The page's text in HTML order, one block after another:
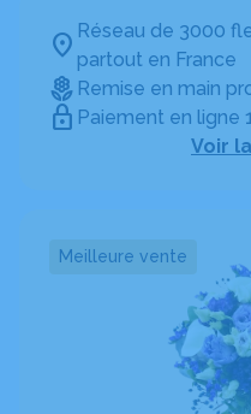
Réseau de 3000
partout en France
Remise en main
Paiement en ligne
Voir
Meilleure vente